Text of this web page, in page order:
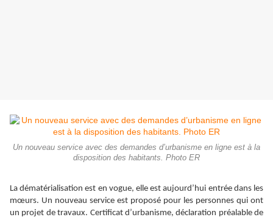
Un nouveau service avec des demandes d’urbanisme en ligne est à la
disposition des habitants. Photo ER
La dématérialisation est en vogue, elle est aujourd’hui entrée dans les
mœurs. Un nouveau service est proposé pour les personnes qui ont
un projet de travaux. Certificat d’urbanisme, déclaration préalable de